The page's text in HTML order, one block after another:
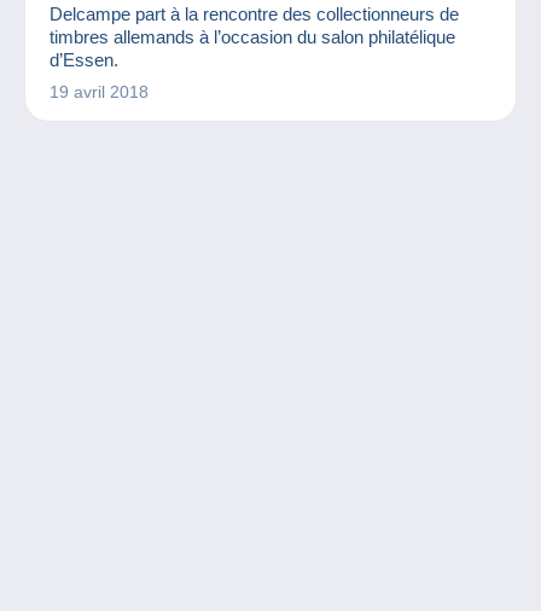
Delcampe part à la rencontre des collectionneurs de
timbres allemands à l’occasion du salon philatélique
d’Essen.
19 avril 2018